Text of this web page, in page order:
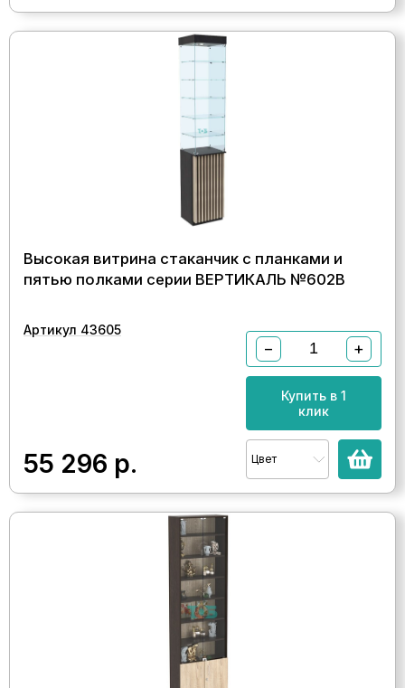
Высокая витрина стаканчик с планками и
пятью полками серии ВЕРТИКАЛЬ №602В
Артикул 43605
55 296 р.
− +
Купить в 1
клик
Цвет